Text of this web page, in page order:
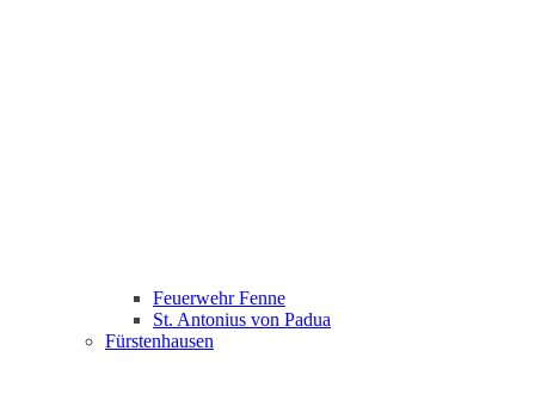
Feuerwehr Fenne
St. Antonius von Padua
Fürstenhausen